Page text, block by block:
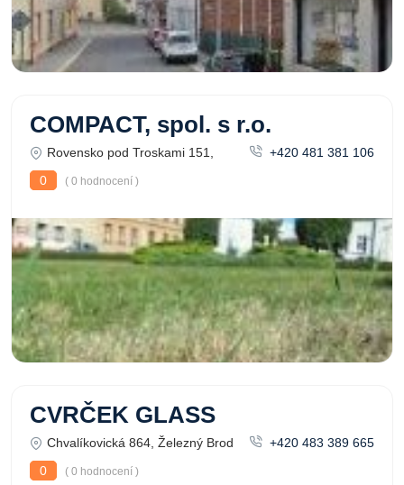
COMPACT, spol. s r.o.
Rovensko pod Troskami 151,
+420 481 381 106
0
( 0 hodnocení )
CVRČEK GLASS
Chvalíkovická 864, Železný Brod
+420 483 389 665
0
( 0 hodnocení )